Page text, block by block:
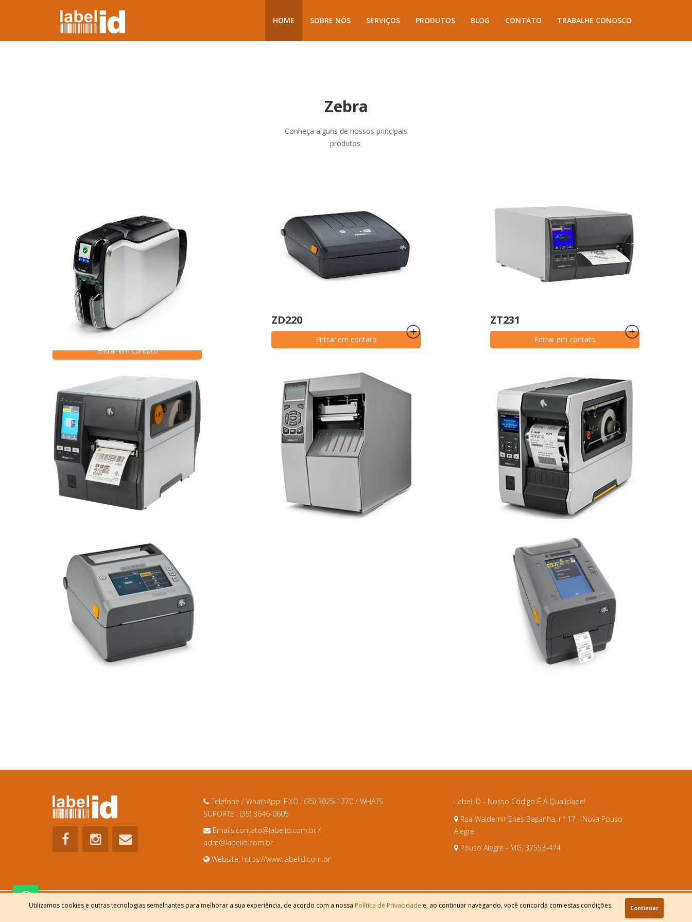
HOME SOBRE NÓS SERVIÇOS PRODUTOS BLOG CONTATO TRABALHE CONOSCO
Zebra
Conheça alguns de nossos principais
produtos.
Impressora de Cartão Zebra
ZC300
Entrar em contato
ZD220
Entrar em contato
ZT231
Entrar em contato
ZT411
Entrar em contato
ZT510
Entrar em contato
ZT600
Entrar em contato
Entrar em contato Entrar em contato
Telefone / WhatsApp:FIXO : (35) 3025-1770 / WHATS
SUPORTE : (35) 3646-0605
Emails:contato@labelid.com.br /
adm@labelid.com.br
Website: https://www.labelid.com.br
Label ID - Nosso Código É A Qualidade!
Rua Waldemir Enes Baganha, nº 17 - Nova Pouso
Alegre
Pouso Alegre - MG, 37553-474
© 2024 Label Id | Design por Webtagger
Utilizamos cookies e outras tecnologias semelhantes para melhorar a sua experiência, de acordo com a nossa Política de Privacidade e, ao continuar navegando, você concorda com estas condições. Continuar